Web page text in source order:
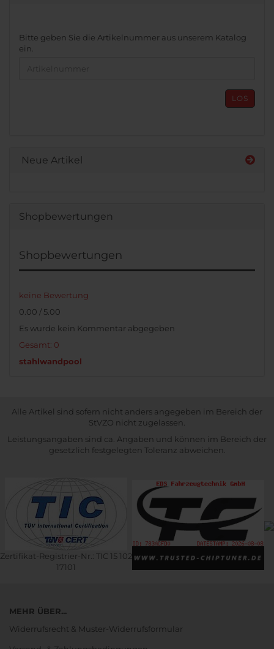
BITTE
GEBEN
Bitte geben Sie die Artikelnummer aus unserem Katalog
ein.
LOS
Neue Artikel
Shopbewertungen
Shopbewertungen
keine Bewertung
0.00 / 5.00
Es wurde kein Kommentar abgegeben
Gesamt: 0
stahlwandpool
Alle Artikel sind sofern nicht anders angegeben im Bereich der
StVZO nicht zugelassen.
Leistungsangaben sind ca. Angaben und können im Bereich der
gesetzlich festgelegten Toleranz abweichen.
Zertifikat-Registrier-Nr.: TIC 15 102
17101
MEHR ÜBER...
Widerrufsrecht & Muster-Widerrufsformular